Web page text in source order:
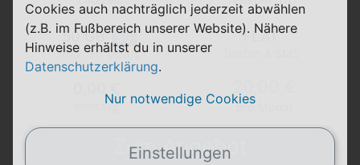
50 GB 5G
max. 50 Mbit/s
FLAT
einmalig pro Monat
Zum Angebot
Cookies auch nachträglich jederzeit abwählen
(z.B. im Fußbereich unserer Website). Nähere
Hinweise erhältst du in unserer
Datenschutzerklärung.
Nur notwendige Cookies
Einstellungen